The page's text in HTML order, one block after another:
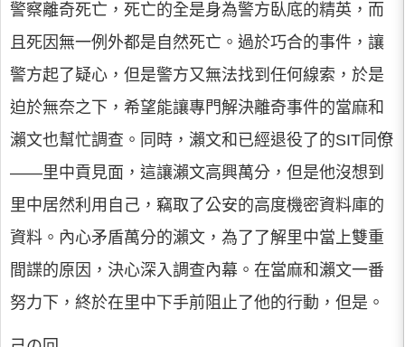
警察離奇死亡，死亡的全是身為警方臥底的精英，而
且死因無一例外都是自然死亡。過於巧合的事件，讓
警方起了疑心，但是警方又無法找到任何線索，於是
迫於無奈之下，希望能讓專門解決離奇事件的當麻和
瀨文也幫忙調查。同時，瀨文和已經退役了的SIT同僚
——里中貢見面，這讓瀨文高興萬分，但是他沒想到
里中居然利用自己，竊取了公安的高度機密資料庫的
資料。內心矛盾萬分的瀨文，為了了解里中當上雙重
間諜的原因，決心深入調查內幕。在當麻和瀨文一番
努力下，終於在里中下手前阻止了他的行動，但是。